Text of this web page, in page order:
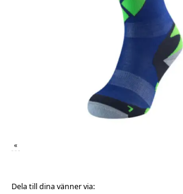
«
Dela till dina vänner via: